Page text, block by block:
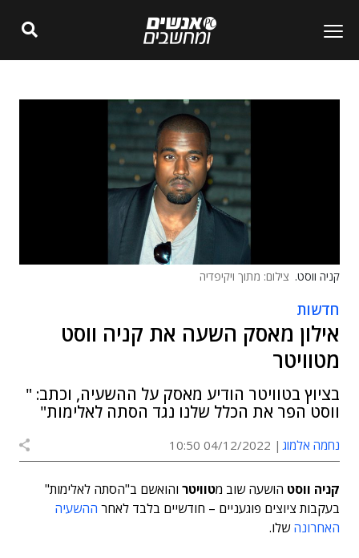
קניה ווסט. צילום: מתוך ויקיפדיה
חדשות
אילון מאסק השעה את קניה ווסט
מטוויטר
בציוץ בטוויטר הודיע מאסק על ההשעיה, וכתב: "
ווסט הפר את הכלל שלנו נגד הסתה לאלימות"
נחמה אלמוג 04/12/2022 10:50
קניה ווסט הושעה שוב מטוויטר והואשם ב"הסתה לאלימות"
בעקבות ציוצים פוגעניים – חודשיים בלבד לאחר ההשעיה
האחרונהשלו.